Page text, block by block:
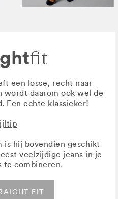
fit
een losse, recht naar
wordt daarom ook wel de
Een echte klassieker!
is hij bovendien geschikt
veelzijdige jeans in je
te combineren.
FIT